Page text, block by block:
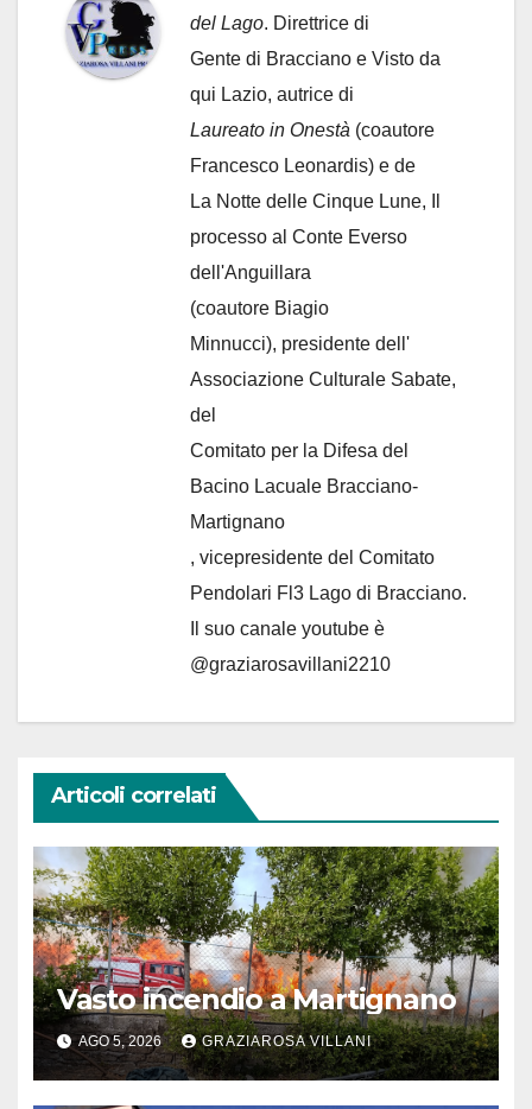
del Lago. Direttrice di
Gente di Bracciano e Visto da
qui Lazio, autrice di
Laureato in Onestà (coautore
Francesco Leonardis) e de
La Notte delle Cinque Lune, Il
processo al Conte Everso
dell'Anguillara
(coautore Biagio
Minnucci), presidente dell'
Associazione Culturale Sabate,
del
Comitato per la Difesa del
Bacino Lacuale Bracciano-
Martignano
, vicepresidente del Comitato
Pendolari Fl3 Lago di Bracciano.
Il suo canale youtube è
@graziarosavillani2210
Articoli correlati
Vasto incendio a Martignano
AGO 5, 2026 GRAZIAROSA VILLANI